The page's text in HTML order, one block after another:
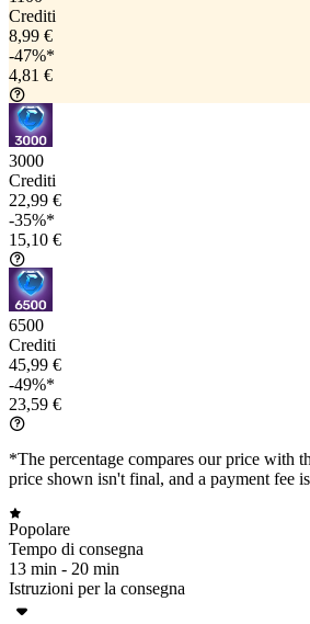
Crediti
8,99 €
-47%*
4,81 €
3000
Crediti
22,99 €
-35%*
15,10 €
6500
Crediti
45,99 €
-49%*
23,59 €
*The percentage compares our price with
price shown isn't final, and a payment fee
Popolare
Tempo di consegna
13 min - 20 min
Istruzioni per la consegna